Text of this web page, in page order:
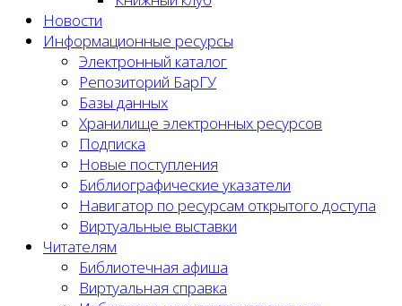
Новости
Информационные ресурсы
Электронный каталог
Репозиторий БарГУ
Базы данных
Хранилище электронных ресурсов
Подписка
Новые поступления
Библиографические указатели
Навигатор по ресурсам открытого доступа
Виртуальные выставки
Читателям
Библиотечная афиша
Виртуальная справка